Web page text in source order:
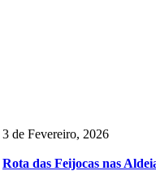
3 de Fevereiro, 2026
Rota das Feijocas nas